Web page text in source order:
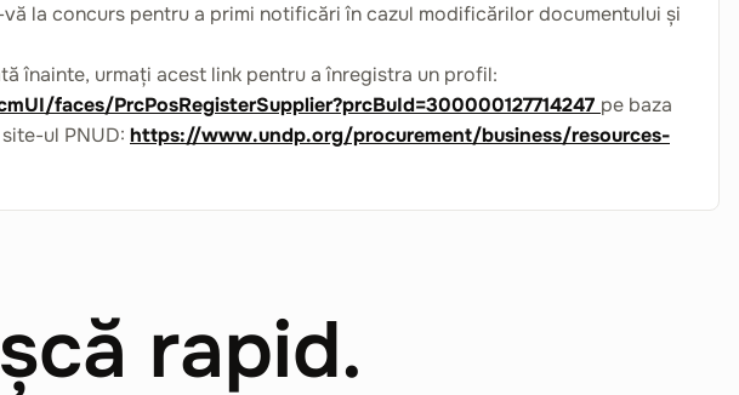
la concurs pentru a primi notificări în cazul modificărilor documentului și
înainte, urmați acest link pentru a înregistra un profil:
faces/PrcPosRegisterSupplier?prcBuId=300000127714247 pe baza
ul PNUD: https://www.undp.org/procurement/business/resources-
rapid.